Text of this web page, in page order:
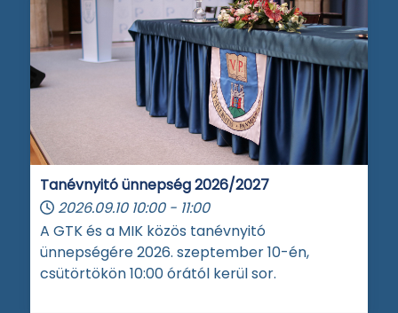
Tanévnyitó ünnepség 2026/2027
2026.09.10 10:00 - 11:00
A GTK és a MIK közös tanévnyitó
ünnepségére 2026. szeptember 10-én,
csütörtökön 10:00 órától kerül sor.